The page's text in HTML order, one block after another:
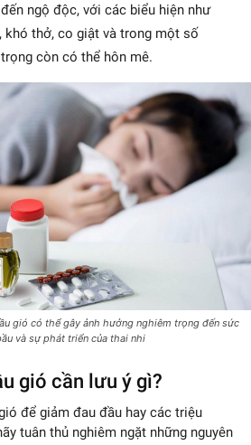
ngộ độc, với các biểu hiện như
khó thở, co giật và trong một số
còn có thể hôn mê.
gió có thể gây ảnh hưởng nghiêm trọng đến sức
và sự phát triển của thai nhi
gió cần lưu ý gì?
để giảm đau đầu hay các triệu
tuân thủ nghiêm ngặt những nguyên